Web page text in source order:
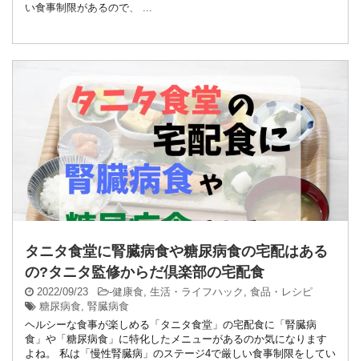
い食事制限があるので、 ...
タニタ食堂に腎臓病食や糖尿病食の宅配はある
の?タニタ監修からだ倶楽部の宅配食
2022/09/23 -健康食, 生活・ライフハック , 食品・レシピ
糖尿病食, 腎臓病食
ヘルシーな食事が楽しめる「タニタ食堂」の宅配食に「腎臓病
食」や「糖尿病食」に特化したメニューがあるのか気になります
よね。 私は「慢性腎臓病」のステージ4で厳しい食事制限をしてい